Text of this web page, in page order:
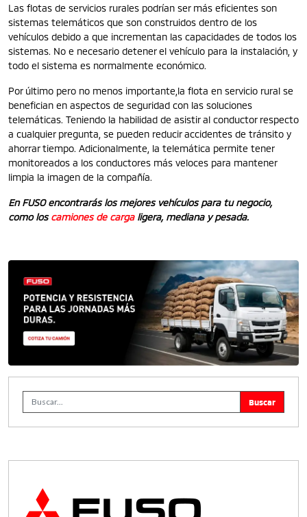
Las flotas de servicios rurales podrían ser más eficientes son
sistemas telemáticos que son construidos dentro de los
vehículos debido a que incrementan las capacidades de todos los
sistemas. No e necesario detener el vehículo para la instalación, y
todo el sistema es normalmente económico.
Por último pero no menos importante,la flota en servicio rural se
benefician en aspectos de seguridad con las soluciones
telemáticas. Teniendo la habilidad de asistir al conductor respecto
a cualquier pregunta, se pueden reducir accidentes de tránsito y
ahorrar tiempo. Adicionalmente, la telemática permite tener
monitoreados a los conductores más veloces para mantener
limpia la imagen de la compañía.
En FUSO encontrarás los mejores vehículos para tu negocio,
como loscamiones de cargaligera, mediana y pesada.